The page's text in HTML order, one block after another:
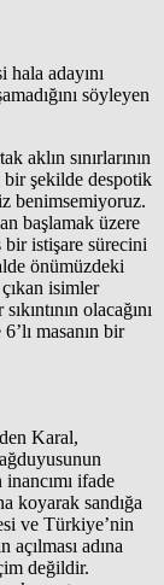
adayını
söyleyen
aklın sınırlarının
bir şekilde despotik
benimsemiyoruz.
başlamak üzere
bir istişare sürecini
önümüzdeki
isimler
olacağını
masanın bir
Karal,
ifade
koyarak sandığa
ve Türkiye’nin
adına
değildir.